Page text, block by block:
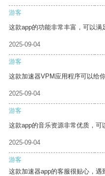
游客
这款app的功能非常丰富，可以满
2025-09-04
游客
这款加速器VPM应用程序可以给
2025-09-04
游客
这款app的音乐资源非常优质，可
2025-09-04
游客
这款加速器app的客服很贴心，